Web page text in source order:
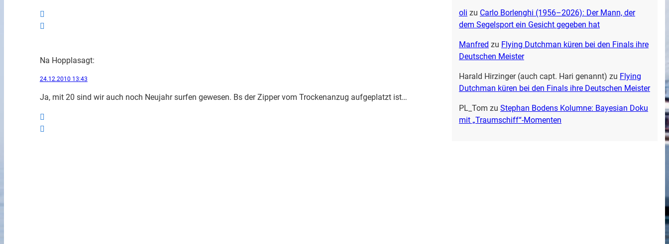
Na Hopplasagt:
24.12.2010 13:43
Ja, mit 20 sind wir auch noch Neujahr surfen gewesen. Bs der Zipper vom Trockenanzug aufgeplatzt ist…
oli zu Carlo Borlenghi (1956–2026): Der Mann, der
dem Segelsport ein Gesicht gegeben hat
Manfred zu Flying Dutchman küren bei den Finals ihre
Deutschen Meister
Harald Hirzinger (auch capt. Hari genannt) zu Flying
Dutchman küren bei den Finals ihre Deutschen Meister
PL_Tom zu Stephan Bodens Kolumne: Bayesian Doku
mit „Traumschiff“-Momenten